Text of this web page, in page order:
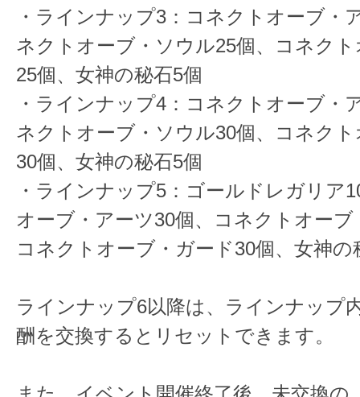
・ラインナップ3：コネクトオーブ・
ネクトオーブ・ソウル25個、コネク
25個、女神の秘石5個
・ラインナップ4：コネクトオーブ・
ネクトオーブ・ソウル30個、コネク
30個、女神の秘石5個
・ラインナップ5：ゴールドレガリア
オーブ・アーツ30個、コネクトオーブ
コネクトオーブ・ガード30個、女神の
ラインナップ6以降は、ラインナップ
酬を交換するとリセットできます。